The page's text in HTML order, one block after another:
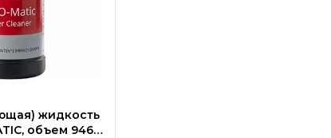
жидкость
объем 946